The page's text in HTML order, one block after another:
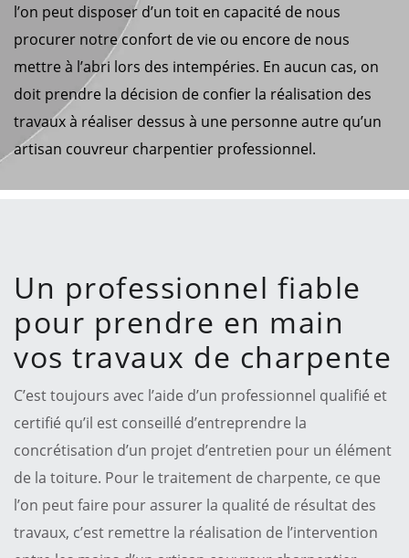
l’on peut disposer d’un toit en capacité de nous
procurer notre confort de vie ou encore de nous
mettre à l’abri lors des intempéries. En aucun cas, on
doit prendre la décision de confier la réalisation des
travaux à réaliser dessus à une personne autre qu’un
artisan couvreur charpentier professionnel.
Un professionnel fiable
pour prendre en main
vos travaux de charpente
C’est toujours avec l’aide d’un professionnel qualifié et
certifié qu’il est conseillé d’entreprendre la
concrétisation d’un projet d’entretien pour un élément
de la toiture. Pour le traitement de charpente, ce que
l’on peut faire pour assurer la qualité de résultat des
travaux, c’est remettre la réalisation de l’intervention